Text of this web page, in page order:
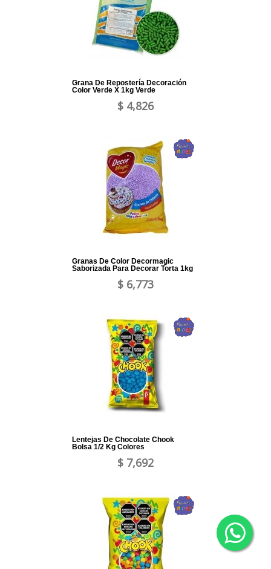
Grana De Repostería Decoración
Color Verde X 1kg Verde
$ 4,826
Granas De Color Decormagic
Saborizada Para Decorar Torta 1kg
$ 6,773
Lentejas De Chocolate Chook
Bolsa 1/2 Kg Colores
$ 7,692